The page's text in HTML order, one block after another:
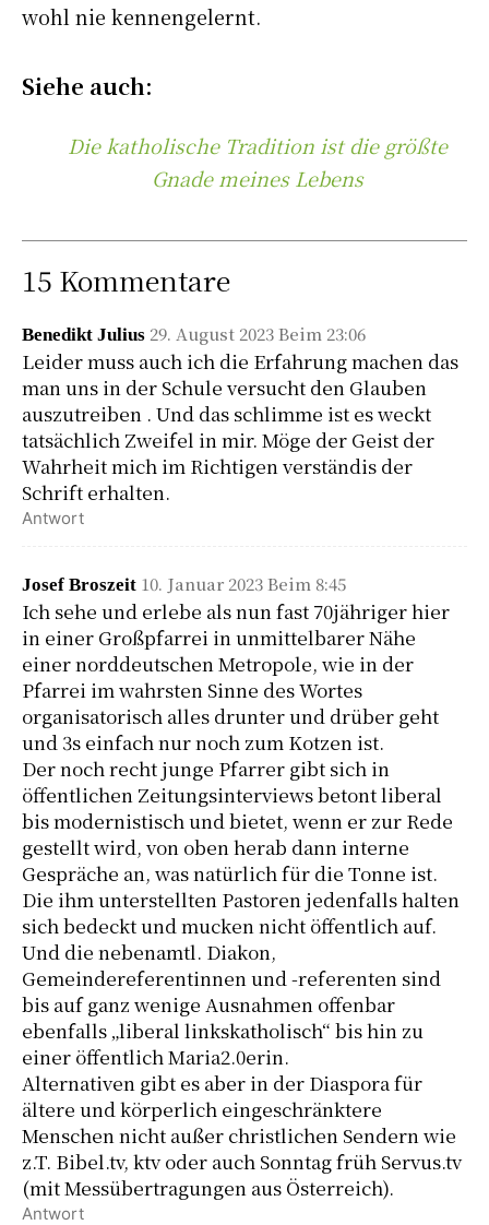
wohl nie kennengelernt.
Siehe auch:
Die katholische Tradition ist die größte
Gnade meines Lebens
15 Kommentare
Benedikt Julius 29. August 2023 Beim 23:06
Leider muss auch ich die Erfahrung machen das
man uns in der Schule versucht den Glauben
auszutreiben . Und das schlimme ist es weckt
tatsächlich Zweifel in mir. Möge der Geist der
Wahrheit mich im Richtigen verständis der
Schrift erhalten.
Antwort
Josef Broszeit 10. Januar 2023 Beim 8:45
Ich sehe und erlebe als nun fast 70jähriger hier
in einer Großpfarrei in unmittelbarer Nähe
einer norddeutschen Metropole, wie in der
Pfarrei im wahrsten Sinne des Wortes
organisatorisch alles drunter und drüber geht
und 3s einfach nur noch zum Kotzen ist.
Der noch recht junge Pfarrer gibt sich in
öffentlichen Zeitungsinterviews betont liberal
bis modernistisch und bietet, wenn er zur Rede
gestellt wird, von oben herab dann interne
Gespräche an, was natürlich für die Tonne ist.
Die ihm unterstellten Pastoren jedenfalls halten
sich bedeckt und mucken nicht öffentlich auf.
Und die nebenamtl. Diakon,
Gemeindereferentinnen und -referenten sind
bis auf ganz wenige Ausnahmen offenbar
ebenfalls „liberal linkskatholisch“ bis hin zu
einer öffentlich Maria2.0erin.
Alternativen gibt es aber in der Diaspora für
ältere und körperlich eingeschränktere
Menschen nicht außer christlichen Sendern wie
z.T. Bibel.tv, ktv oder auch Sonntag früh Servus.tv
(mit Messübertragungen aus Österreich).
Antwort